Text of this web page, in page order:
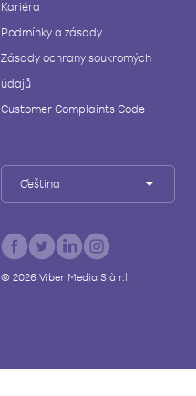
Kariéra
Podmínky a zásady
Zásady ochrany soukromých
údajů
Customer Complaints Code
Čeština
© 2026Viber Media S.à r.l.